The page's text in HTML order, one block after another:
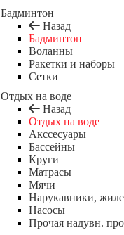
Бадминтон
Назад
Бадминтон
Воланны
Ракетки и наборы
Сетки
Отдых на воде
Назад
Отдых на воде
Акссесуары
Бассейны
Круги
Матрасы
Мячи
Нарукавники,
Насосы
Прочая надувн.